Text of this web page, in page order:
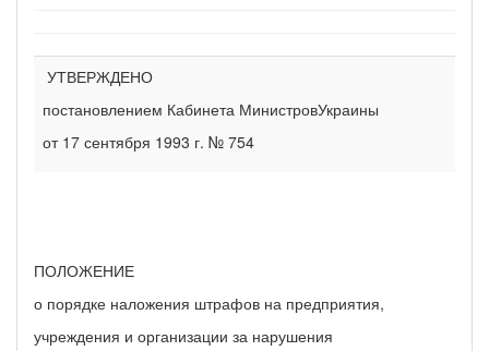
УТВЕРЖДЕНО
постановлением Кабинета МинистровУкраины
от 17 сентября 1993 г. № 754
ПОЛОЖЕНИЕ
о порядке наложения штрафов на предприятия,
учреждения и организации за нарушения